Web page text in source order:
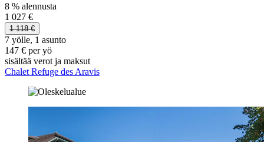
8 % alennusta
1 027 €
1 118 €
7 yölle, 1 asunto
147 € per yö
sisältää verot ja maksut
Chalet Refuge des Aravis